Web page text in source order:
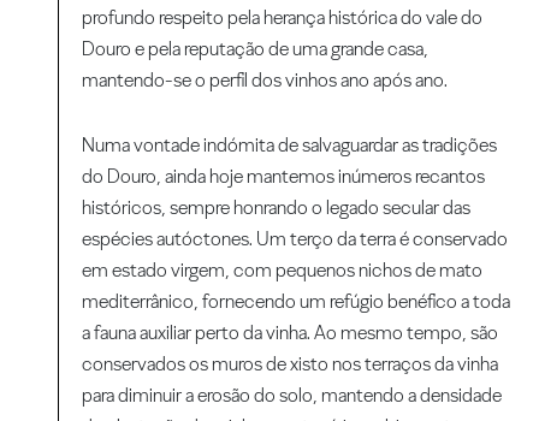
profundo respeito pela herança histórica do vale do
Douro e pela reputação de uma grande casa,
mantendo-se o perfil dos vinhos ano após ano.
Numa vontade indómita de salvaguardar as tradições
do Douro, ainda hoje mantemos inúmeros recantos
históricos, sempre honrando o legado secular das
espécies autóctones. Um terço da terra é conservado
em estado virgem, com pequenos nichos de mato
mediterrânico, fornecendo um refúgio benéfico a toda
a fauna auxiliar perto da vinha. Ao mesmo tempo, são
conservados os muros de xisto nos terraços da vinha
para diminuir a erosão do solo, mantendo a densidade